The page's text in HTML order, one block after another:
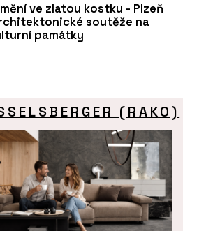
ve zlatou kostku - Plzeň
soutěže na
památky
(RAKO)